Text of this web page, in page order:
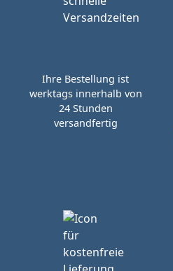
Ihre Bestellung ist
werktags innerhalb von
24 Stunden
versandfertig